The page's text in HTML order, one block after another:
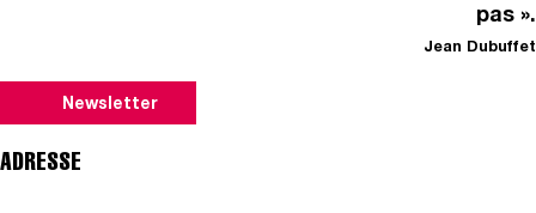
pas ».
Jean Dubuffet
Newsletter
ADRESSE